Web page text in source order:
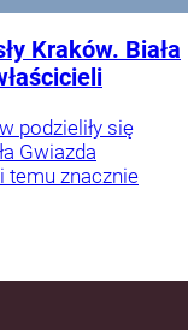
Kraków. Biała
podzieliły się
Gwiazda
temu znacznie